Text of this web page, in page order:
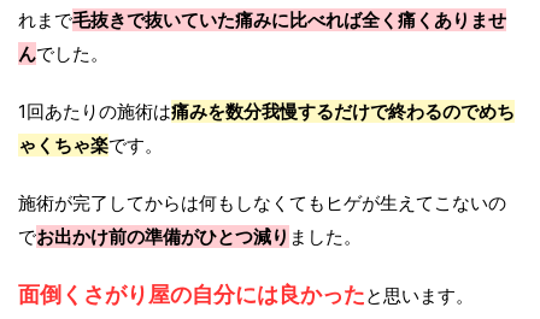
れまで毛抜きで抜いていた痛みに比べれば全く痛くありませ
んでした。
1回あたりの施術は痛みを数分我慢するだけで終わるのでめち
ゃくちゃ楽です。
施術が完了してからは何もしなくてもヒゲが生えてこないの
でお出かけ前の準備がひとつ減り ました。
面倒くさがり屋の自分には良かったと思います。